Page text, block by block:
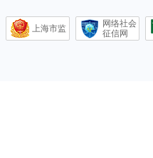
上海市监
网络社会
征信网